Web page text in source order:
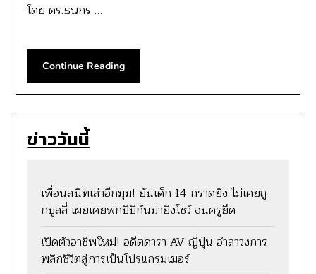
โดย ดร.ธนกร …
Continue Reading
ข่าววันนี้
เพื่อนสนิทเล่าอีกมุม! ยันเด็ก 14 กราดยิง ไม่เคยถู
กบูลลี่ เผยเคยพกบีบีกันมายิงโชว์ จนครูยึด
เปิดตัวอาชีพใหม่! อดีตดารา AV ญี่ปุ่น อำลาวงการ
พลิกชีวิตสู่การเป็นโปรแกรมเมอร์